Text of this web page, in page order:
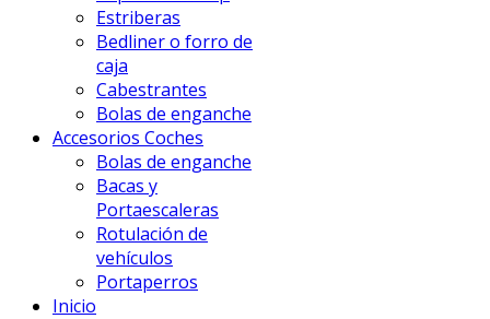
Estriberas
Bedliner o forro de
caja
Cabestrantes
Bolas de enganche
Accesorios Coches
Bolas de enganche
Bacas y
Portaescaleras
Rotulación de
vehículos
Portaperros
Inicio